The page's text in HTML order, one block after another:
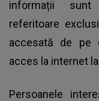
informații sunt
referitoare
accesată de pe
acces la internet
Persoanele